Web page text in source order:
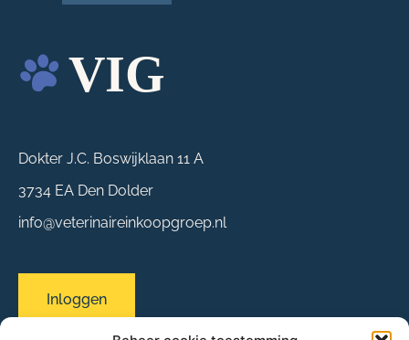
Dokter J.C. Boswijklaan 11 A
3734 EA Den Dolder
info@veterinaireinkoopgroep.nl
Inloggen